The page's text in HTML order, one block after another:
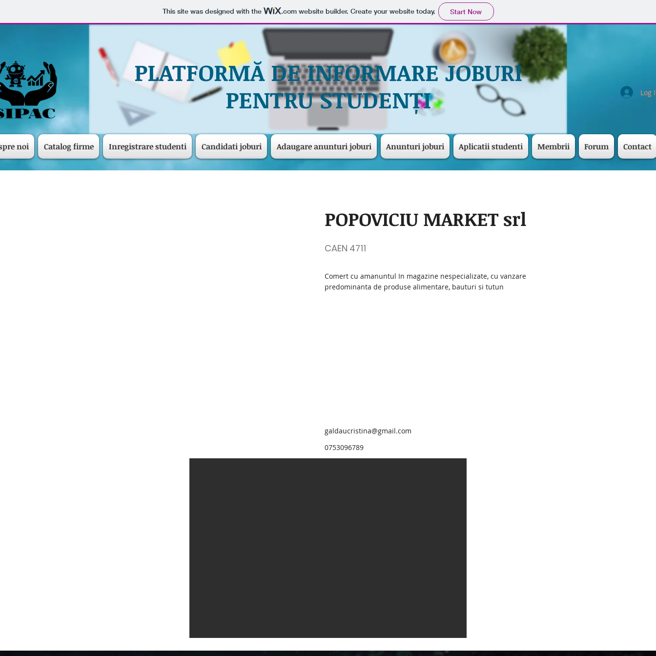
This site was designed with the .comwebsite builder. Create your website today. Start Now
PLATFORMĂ DE INFORMARE JOBURI
PENTRU STUDENȚI
Log
noi Catalog firme Inregistrare studenti Candidati joburi Adaugare anunturi joburi Anunturi joburi Aplicatii studenti Membrii Forum Contact
POPOVICIU MARKET srl
CAEN 4711
Comert cu amanuntul In magazine nespecializate, cu vanzare
predominanta de produse alimentare, bauturi si tutun
galdaucristina@gmail.com
0753096789